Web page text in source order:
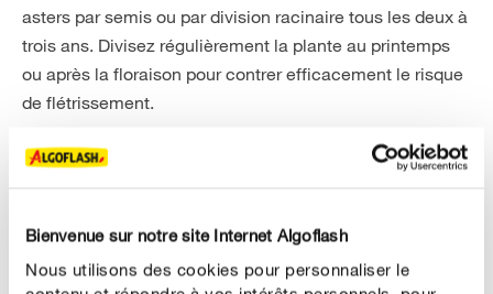
Bienvenue sur notre site Internet Algoflash
Nous utilisons des cookies pour personnaliser le
asters par semis ou par division racinaire tous les deux à
trois ans. Divisez régulièrement la plante au printemps
ou après la floraison pour contrer efficacement le risque
de flétrissement.